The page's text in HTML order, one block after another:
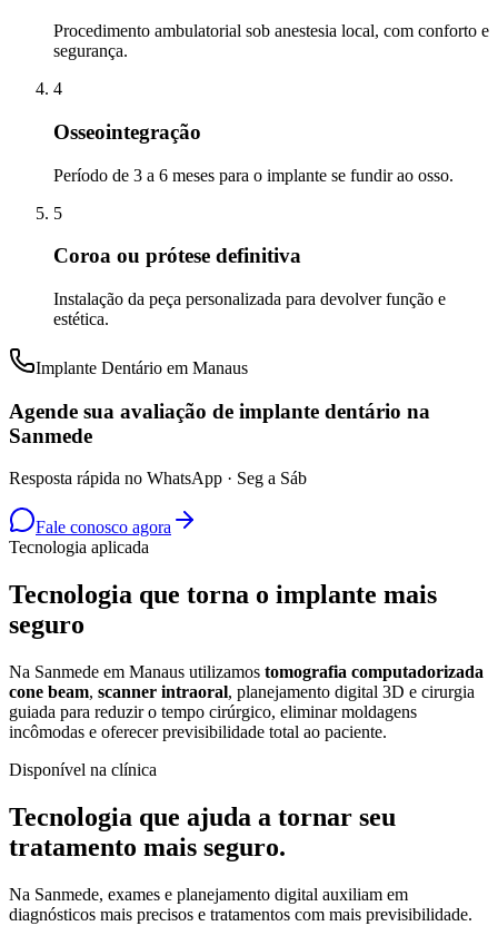
Procedimento ambulatorial sob anestesia local, com conforto e
segurança.
4
Osseointegração
Período de 3 a 6 meses para o implante se fundir ao osso.
5
Coroa ou prótese definitiva
Instalação da peça personalizada para devolver função e
estética.
Implante Dentário em Manaus
Agende sua avaliação de implante dentário na
Sanmede
Resposta rápida no WhatsApp · Seg a Sáb
Fale conosco agora
Tecnologia aplicada
Tecnologia que torna o implante mais
seguro
Na Sanmede em Manaus utilizamos tomografia computadorizada
cone beam, scanner intraoral, planejamento digital 3D e cirurgia
guiada para reduzir o tempo cirúrgico, eliminar moldagens
incômodas e oferecer previsibilidade total ao paciente.
Disponível na clínica
Tecnologia que ajuda a tornar seu
tratamento mais seguro.
Na Sanmede, exames e planejamento digital auxiliam em
diagnósticos mais precisos e tratamentos com mais previsibilidade.